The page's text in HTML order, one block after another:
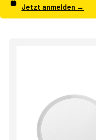
Jetzt anmelden →